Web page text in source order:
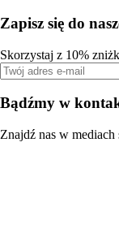
Zapisz się do
Skorzystaj z 10%
Bądźmy w
Znajdź nas w mediach